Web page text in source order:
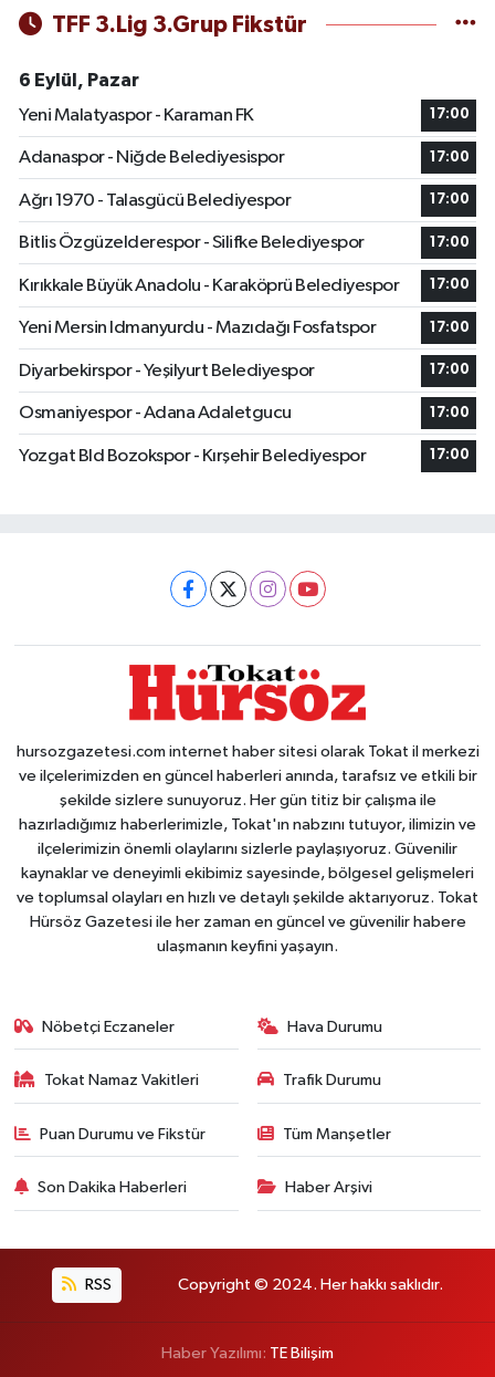
TFF 3.Lig 3.Grup Fikstür
6 Eylül, Pazar
Yeni Malatyaspor - Karaman FK
17:00
Adanaspor - Niğde Belediyesispor 17:00
Ağrı 1970 - Talasgücü Belediyespor 17:00
Bitlis Özgüzelderespor - Silifke Belediyespor 17:00
Kırıkkale Büyük Anadolu - Karaköprü Belediyespor 17:00
Yeni Mersin Idmanyurdu - Mazıdağı Fosfatspor 17:00
Diyarbekirspor - Yeşilyurt Belediyespor 17:00
Osmaniyespor - Adana Adaletgucu 17:00
Yozgat Bld Bozokspor - Kırşehir Belediyespor 17:00
hursozgazetesi.com internet haber sitesi olarak Tokat il merkezi
ve ilçelerimizden en güncel haberleri anında, tarafsız ve etkili bir
şekilde sizlere sunuyoruz. Her gün titiz bir çalışma ile
hazırladığımız haberlerimizle, Tokat'ın nabzını tutuyor, ilimizin ve
ilçelerimizin önemli olaylarını sizlerle paylaşıyoruz. Güvenilir
kaynaklar ve deneyimli ekibimiz sayesinde, bölgesel gelişmeleri
ve toplumsal olayları en hızlı ve detaylı şekilde aktarıyoruz. Tokat
Hürsöz Gazetesi ile her zaman en güncel ve güvenilir habere
ulaşmanın keyfini yaşayın.
Nöbetçi Eczaneler Hava Durumu
Tokat Namaz Vakitleri Trafik Durumu
Puan Durumu ve Fikstür Tüm Manşetler
Son Dakika Haberleri Haber Arşivi
RSS Copyright © 2024. Her hakkı saklıdır.
Haber Yazılımı: TE Bilişim